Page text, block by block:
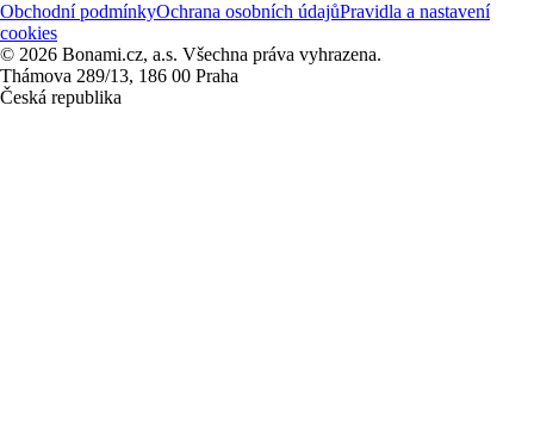
Obchodní podmínkyOchrana osobních údajůPravidla a nastavení
cookies
© 2026 Bonami.cz, a.s. Všechna práva vyhrazena.
Thámova 289/13, 186 00 Praha
Česká republika